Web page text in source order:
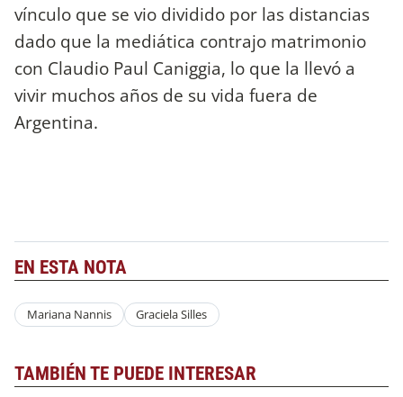
vínculo que se vio dividido por las distancias
dado que la mediática contrajo matrimonio
con Claudio Paul Caniggia, lo que la llevó a
vivir muchos años de su vida fuera de
Argentina.
EN ESTA NOTA
Mariana Nannis Graciela Silles
TAMBIÉN TE PUEDE INTERESAR